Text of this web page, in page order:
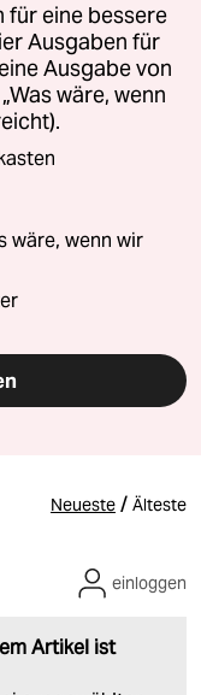
für eine bessere
Ausgaben für
Ausgabe von
wäre, wenn
wäre, wenn wir
Neueste / Älteste
Artikel ist
einloggen